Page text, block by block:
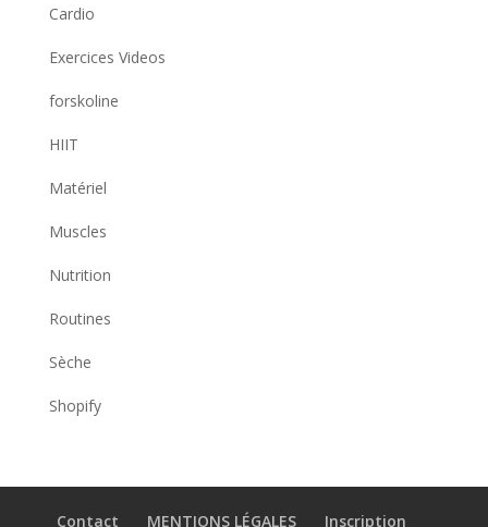
Cardio
Exercices Videos
forskoline
HIIT
Matériel
Muscles
Nutrition
Routines
Sèche
Shopify
Contact MENTIONS LÉGALES Inscription